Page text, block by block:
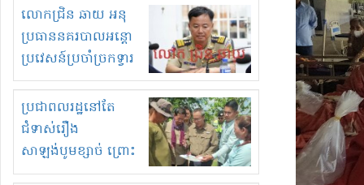
ច្បាប់លួចបូមខ្សាច់នៅ
ក្នុងប្រទេសកម្ពុជា
លោកជ្រិន ឆាយ អនុ
ប្រធាននគរបាលអន្តោ
ប្រវេសន៍ប្រចាំច្រកទ្វារ
ព្រំដែនភ្នំឌិន និងឈ្មួញ
មួយចំនួនទៀត
កំពង់តែគុបគិតគ្នា
ធ្វើសកម្មភាពរកស៊ីនិង
ស្តុកទំនិញគេចពន្ធ?
ប្រជាពលរដ្ឋនៅតែ
ជំទាស់រឿង
សាឡង់បូមខ្សាច់ ព្រោះ
ខ្លាចបាក់ច្រាំងទៀត!